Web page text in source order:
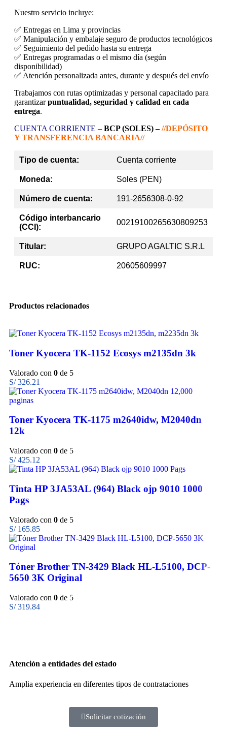
Nuestro servicio incluye:
✅ Entregas en Lima y provincias
✅ Manipulación y embalaje seguro de productos tecnológicos
✅ Seguimiento del pedido hasta su entrega
✅ Entregas programadas o el mismo día (según
disponibilidad)
✅ Atención personalizada antes, durante y después del envío
Trabajamos con rutas optimizadas y personal capacitado para
garantizarpuntualidad, seguridad y calidad en cada
entrega.
CUENTA CORRIENTE – BCP (SOLES) –//DEPÓSITO
Y TRANSFERENCIA BANCARIA//
Tipo de cuenta: Cuenta corriente
Moneda: Soles (PEN)
Número de cuenta: 191-2656308-0-92
Código interbancario
(CCI):
00219100265630809253
Titular: GRUPO AGALTIC S.R.L
RUC: 20605609997
Productos relacionados
Toner Kyocera TK-1152 Ecosys m2135dn 3k
Valorado con 0 de 5
S/326.21
Toner Kyocera TK-1175 m2640idw, M2040dn
12k
Valorado con 0 de 5
S/425.12
Tinta HP 3JA53AL (964) Black ojp 9010 1000
Pags
Valorado con 0 de 5
S/165.85
Tóner Brother TN-3429 Black HL-L5100, DCP-
5650 3K Original
Valorado con 0 de 5
S/319.84
Atención a entidades del estado
Amplia experiencia en diferentes tipos de contrataciones
Solicitar cotización